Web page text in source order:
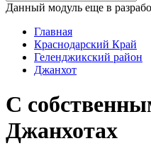
Данный модуль еще в
Главная
Краснодарский Край
Геленджикский район
Джанхот
С
Джанхотах